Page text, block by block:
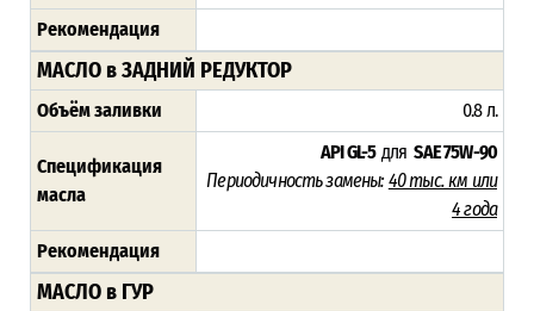
Рекомендация
МАСЛО в ЗАДНИЙ РЕДУКТОР
Объём заливки 0.8 л.
Спецификация
масла
API GL-5 дляSAE 75W-90
Периодичность замены: 40 тыс. км или
4 года
Рекомендация
МАСЛО в ГУР